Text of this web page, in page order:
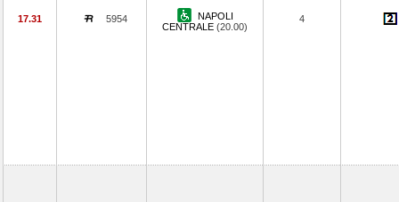
17.31 5954
NAPOLI
CENTRALE (20.00)
4